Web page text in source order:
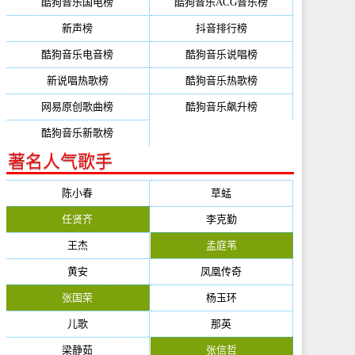
新声榜 抖音排行榜
酷狗音乐电音榜 酷狗音乐说唱榜
新说唱热歌榜 酷狗音乐热歌榜
网易原创歌曲榜 酷狗音乐飙升榜
酷狗音乐新歌榜
著名人气歌手
陈小春 草蜢
任贤齐 李克勤
王杰 孟庭苇
黄安 凤凰传奇
张国荣 杨玉环
儿歌 那英
梁静茹 张信哲